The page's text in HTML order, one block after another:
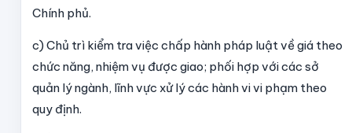
Chính phủ.
c) Chủ trì kiểm tra việc chấp hành pháp luật về giá theo
chức năng, nhiệm vụ được giao; phối hợp với các sở
quản lý ngành, lĩnh vực xử lý các hành vi vi phạm theo
quy định.